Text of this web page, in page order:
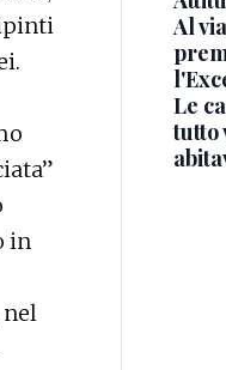
in
Al
Le
tutto